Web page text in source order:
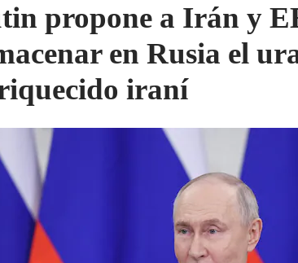
propone a Irán y
en Rusia el
iraní